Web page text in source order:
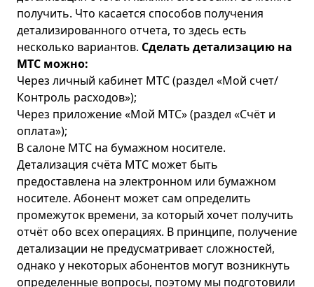
получить. Что касается способов получения
детализированного отчета, то здесь есть
несколько вариантов. Сделать детализацию на
МТС можно:
Через личный кабинет МТС (раздел «Мой счет/
Контроль расходов»);
Через приложение «Мой МТС» (раздел «Счёт и
оплата»);
В салоне МТС на бумажном носителе.
Детализация счёта МТС может быть
предоставлена на электронном или бумажном
носителе. Абонент может сам определить
промежуток времени, за который хочет получить
отчёт обо всех операциях. В принципе, получение
детализации не предусматривает сложностей,
однако у некоторых абонентов могут возникнуть
определенные вопросы, поэтому мы подготовили